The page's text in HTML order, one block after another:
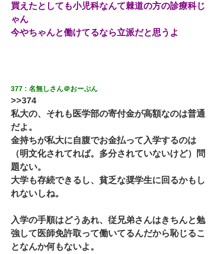
【考察】兄嫁急死の1年後、兄が引越すというので手伝いに行った
ら下着が入った引き出しの奥にとんでもないモノを見つけた
夫に癌の余命宣告。その闘病中に長女から信じられない言葉を受
けた
買えたとしても小児科なんて棘道の方の診療科じ
ゃん
今やちゃんと働けてるなら立派だと思うよ
377 名無しさん＠おーぷん
>>374
私大の、それも医学部の寄付金が高額なのは普通
だよ。
金持ちが私大に自腹でお金払って入学するのは
（明文化されてれば。多分されていないけど）問
題ない。
大学も存続できるし、貧乏な奨学生に回るかもし
れないしね。
入学の手順はどうあれ、従兄弟さんはきちんと勉
強して医師免許取って働いてるんだから恥じるこ
となんか何もないよ。